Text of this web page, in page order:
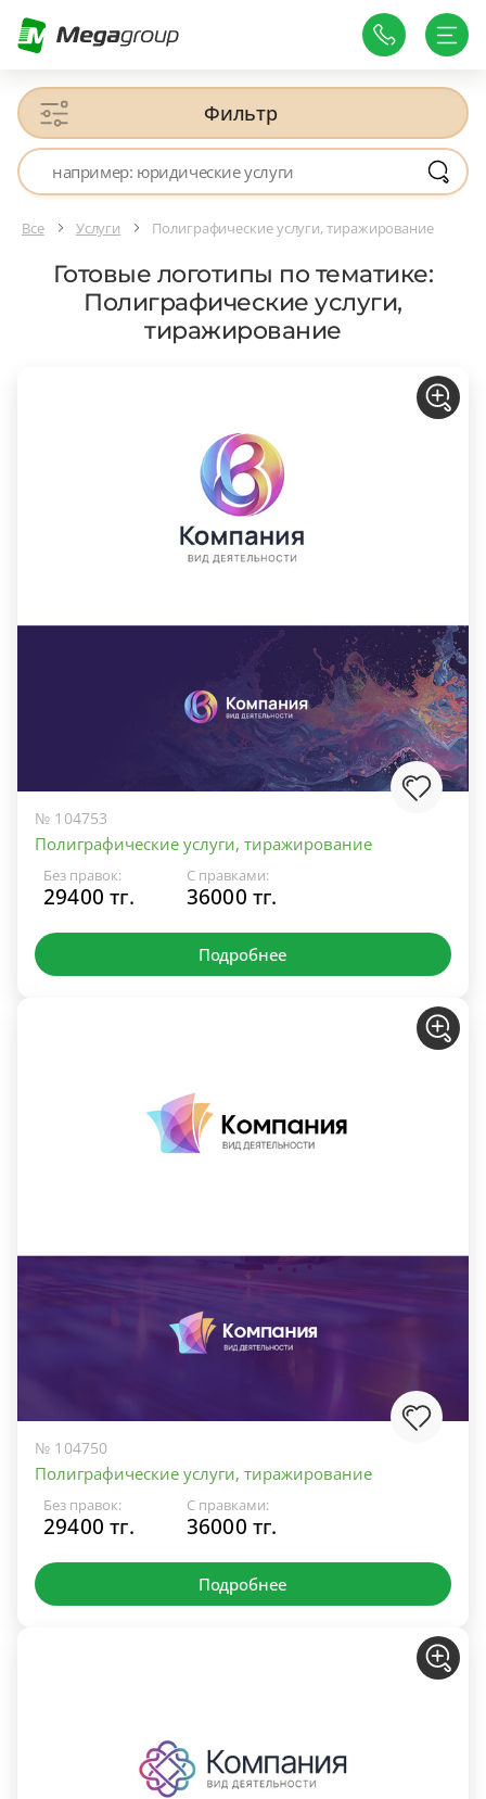
Фильтр
Все Услуги Полиграфические услуги, тиражирование
Готовые логотипы по тематике:
Полиграфические услуги,
тиражирование
№ 104753
Полиграфические услуги, тиражирование
Без правок:
29400 тг.
С правками:
36000 тг.
Подробнее
№ 104750
Полиграфические услуги, тиражирование
Без правок:
29400 тг.
С правками:
36000 тг.
Подробнее